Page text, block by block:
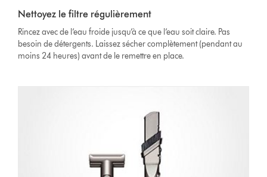
Nettoyez le filtre régulièrement
Rincez avec de l’eau froide jusqu’à ce que l’eau soit claire. Pas
besoin de détergents. Laissez sécher complètement (pendant au
moins 24 heures) avant de le remettre en place.